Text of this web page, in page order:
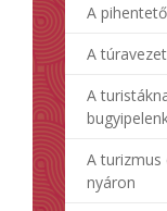
A
A
A
A turizmus
nyáron